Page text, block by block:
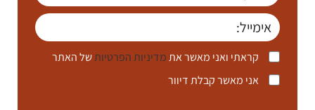
קראתי ואני מאשר אתמדיניות הפרטיותשל האתר
אני מאשר קבלת דיוור